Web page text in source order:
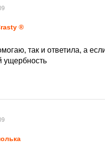
®
так и ответила, а
ущербность